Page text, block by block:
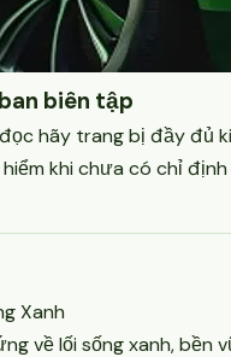
biên tập
hãy trang bị đầy đủ
khi chưa có chỉ định
Xanh
về lối sống xanh,